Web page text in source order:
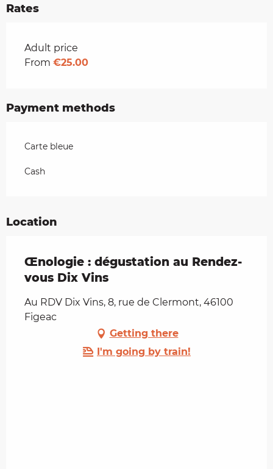
Rates
Rates 2026
Adult price
From €25.00
Payment methods
Carte bleue
Cash
Location
Œnologie : dégustation au Rendez-
vous Dix Vins
Au RDV Dix Vins, 8, rue de Clermont, 46100
Figeac
Getting there
I'm going by train!